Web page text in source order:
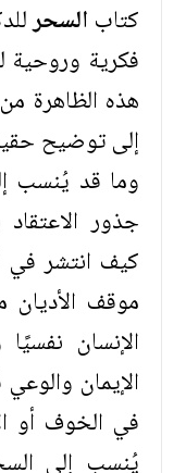
كتاب السحر
فكرية
هذه الظاهرة
إلى توضيح
وما قد يُنسب
جذور
كيف انتشر في
موقف
الإنسان
الإيمان
في الخوف أو
يُنسب إلى